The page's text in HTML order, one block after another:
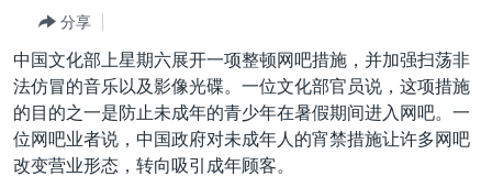
跳
港澳
国际
最新国际新闻
印太
分类新闻
经济·金融·贸易
美中关系
分享
中国文化部上星期六展开一项整顿网吧措施，并加强扫荡非
法仿冒的音乐以及影像光碟。一位文化部官员说，这项措施
的目的之一是防止未成年的青少年在暑假期间进入网吧。一
位网吧业者说，中国政府对未成年人的宵禁措施让许多网吧
改变营业形态，转向吸引成年顾客。